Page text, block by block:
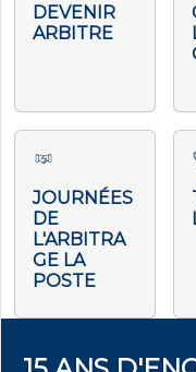
DEVENIR
ARBITRE
JOURNÉES
DE
L'ARBITRA
GE LA
POSTE